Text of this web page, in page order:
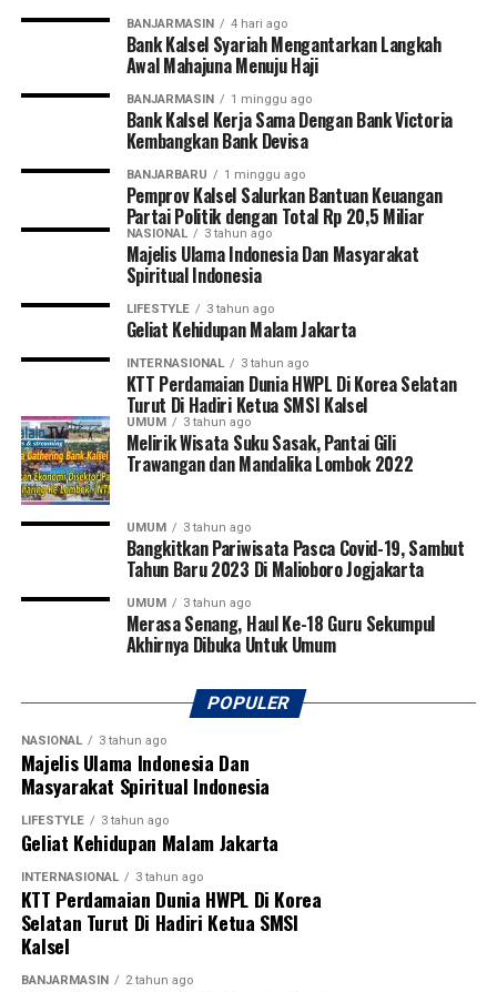
Pangdam juga berharap dari kompetisi perdana tersebut
akan lahir pemain-pemain potensial yang mampu
membawa nama harum Kalimantan Selatan dan
Kalimantan Tengah di tingkat nasional bahkan
internasional.
Pembukaan turnamen semakin meriah dengan laga
perdana yang mempertemukan tim Kabupaten Tapin
melawan Kabupaten Hulu Sungai Utara (HSU). Kegiatan
ini juga mendapat dukungan penuh dari PSSI
Kalimantan Selatan, KONI Kalimantan Selatan, serta
berbagai organisasi olahraga lainnya sebagai bentuk
komitmen bersama dalam memajukan sepak bola dan
melahirkan generasi atlet berprestasi di Banua.
Post Views: 19
Sebarkan
WhatsApp 0
Messenger 0 Twitter 0
BANJARMASIN 4 hari ago
Bank Kalsel Syariah Mengantarkan Langkah
Awal Mahajuna Menuju Haji
BANJARMASIN 1 minggu ago
Bank Kalsel Kerja Sama Dengan Bank Victoria
Kembangkan Bank Devisa
BANJARBARU 1 minggu ago
Pemprov Kalsel Salurkan Bantuan Keuangan
Partai Politik dengan Total Rp 20,5 Miliar
NASIONAL 3 tahun ago
Majelis Ulama Indonesia Dan Masyarakat
Spiritual Indonesia
LIFESTYLE 3 tahun ago
Geliat Kehidupan Malam Jakarta
INTERNASIONAL 3 tahun ago
KTT Perdamaian Dunia HWPL Di Korea Selatan
Turut Di Hadiri Ketua SMSI Kalsel
UMUM 3 tahun ago
Melirik Wisata Suku Sasak, Pantai Gili
Trawangan dan Mandalika Lombok 2022
UMUM 3 tahun ago
Bangkitkan Pariwisata Pasca Covid-19, Sambut
Tahun Baru 2023 Di Malioboro Jogjakarta
UMUM 3 tahun ago
Merasa Senang, Haul Ke-18 Guru Sekumpul
Akhirnya Dibuka Untuk Umum
POPULER
NASIONAL 3 tahun ago
Majelis Ulama Indonesia Dan
Masyarakat Spiritual Indonesia
LIFESTYLE 3 tahun ago
Geliat Kehidupan Malam Jakarta
INTERNASIONAL 3 tahun ago
KTT Perdamaian Dunia HWPL Di Korea
Selatan Turut Di Hadiri Ketua SMSI
Kalsel
BANJARMASIN 2 tahun ago